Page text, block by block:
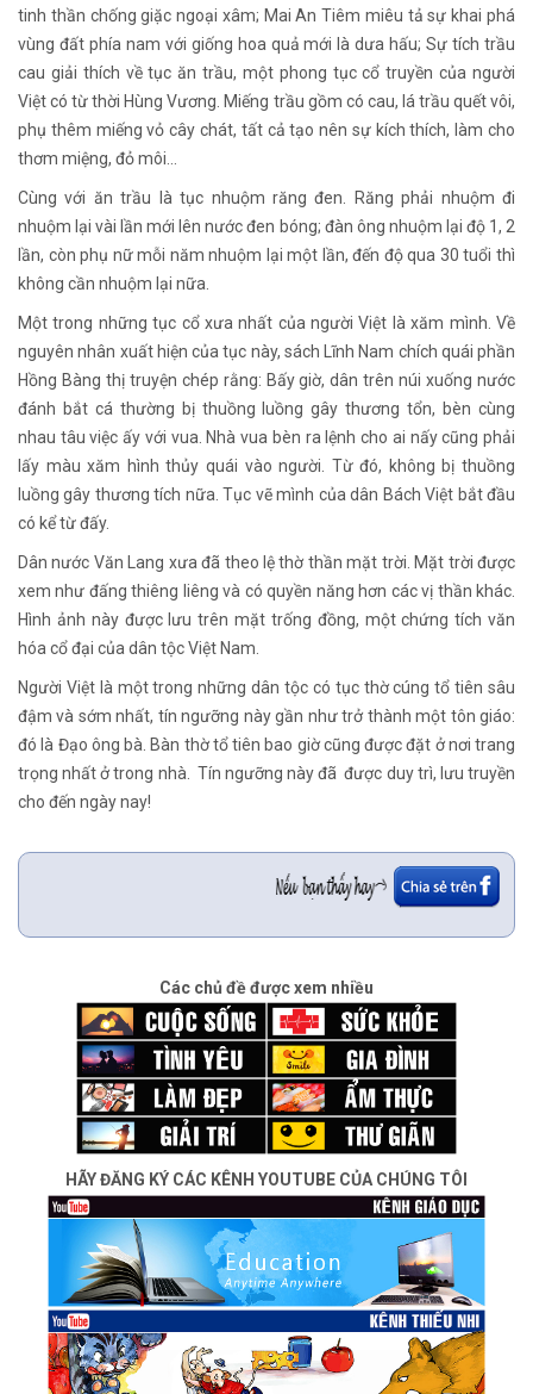
tinh thần chống giặc ngoại xâm; Mai An Tiêm miêu tả sự khai phá
vùng đất phía nam với giống hoa quả mới là dưa hấu; Sự tích trầu
cau giải thích về tục ăn trầu, một phong tục cổ truyền của người
Việt có từ thời Hùng Vương. Miếng trầu gồm có cau, lá trầu quết vôi,
phụ thêm miếng vỏ cây chát, tất cả tạo nên sự kích thích, làm cho
thơm miệng, đỏ môi…
Cùng với ăn trầu là tục nhuộm răng đen. Răng phải nhuộm đi
nhuộm lại vài lần mới lên nước đen bóng; đàn ông nhuộm lại độ 1, 2
lần, còn phụ nữ mỗi năm nhuộm lại một lần, đến độ qua 30 tuổi thì
không cần nhuộm lại nữa.
Một trong những tục cổ xưa nhất của người Việt là xăm mình. Về
nguyên nhân xuất hiện của tục này, sách Lĩnh Nam chích quái phần
Hồng Bàng thị truyện chép rằng: Bấy giờ, dân trên núi xuống nước
đánh bắt cá thường bị thuồng luồng gây thương tổn, bèn cùng
nhau tâu việc ấy với vua. Nhà vua bèn ra lệnh cho ai nấy cũng phải
lấy màu xăm hình thủy quái vào người. Từ đó, không bị thuồng
luồng gây thương tích nữa. Tục vẽ mình của dân Bách Việt bắt đầu
có kể từ đấy.
Dân nước Văn Lang xưa đã theo lệ thờ thần mặt trời. Mặt trời được
xem như đấng thiêng liêng và có quyền năng hơn các vị thần khác.
Hình ảnh này được lưu trên mặt trống đồng, một chứng tích văn
hóa cổ đại của dân tộc Việt Nam.
Người Việt là một trong những dân tộc có tục thờ cúng tổ tiên sâu
đậm và sớm nhất, tín ngưỡng này gần như trở thành một tôn giáo:
đó là Đạo ông bà. Bàn thờ tổ tiên bao giờ cũng được đặt ở nơi trang
trọng nhất ở trong nhà. Tín ngưỡng này đã được duy trì, lưu truyền
cho đến ngày nay!
Các chủ đề được xem nhiều
HÃY ĐĂNG KÝ CÁC KÊNH YOUTUBE CỦA CHÚNG TÔI